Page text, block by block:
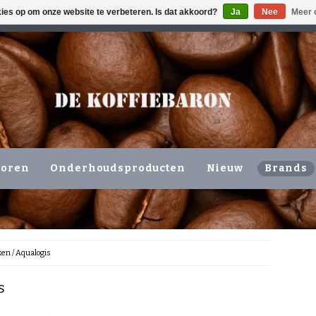
VOLGENDE WERKDAG !!! OF OPHALEN
Onderhoudsproducten Nieuw Brands
/Aqualogis
op om onze website te verbeteren. Is dat akkoord? Ja Nee Meer